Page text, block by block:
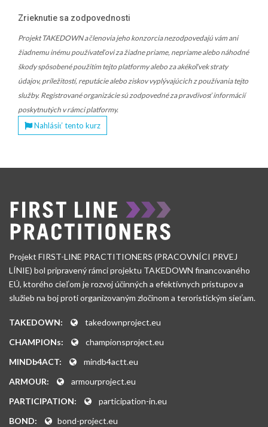
Zrieknutie sa zodpovednosti
Projekt TAKEDOWN a členovia jeho konzorcia nezodpovedajú vám ani
žiadnemu inému používateľovi za žiadne priame, nepriame alebo náhodné
škody spôsobené použitím tejto platformy alebo za akékoľvek straty
údajov, príležitostí, reputácie alebo ziskov vyplývajúcich z používania tejto
služby. Registrované organizácie sú zodpovedné za pravdivosť informácií
poskytnutých v rámci platformy.
Nahlásiť tento kurz
Projekt FIRST-LINE PRACTITIONERS (PRACOVNÍCI PRVEJ
LÍNIE) bol pripravený rámci projektu TAKEDOWN financovaného
EÚ, ktorého cieľom je rozvoj účinných a efektívnych prístupov a
služieb na boj proti organizovaným zločinom a teroristickým sieťam.
TAKEDOWN:
takedownproject.eu
CHAMPIONs:
championsproject.eu
MINDb4ACT:
mindb4actt.eu
ARMOUR:
armourproject.eu
PARTICIPATION:
participation-in.eu
BOND:
bond-project.eu